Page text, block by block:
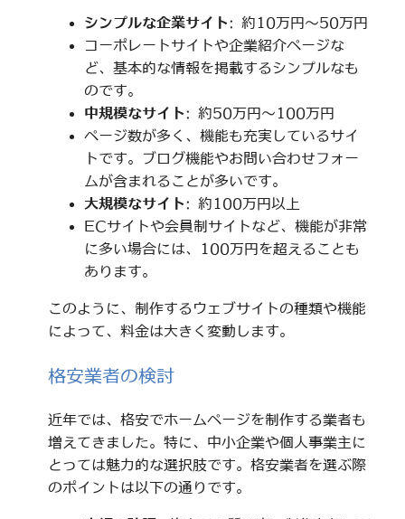
シンプルな企業サイト: 約10万円～50万円
コーポレートサイトや企業紹介ページな
ど、基本的な情報を掲載するシンプルなも
のです。
中規模なサイト: 約50万円～100万円
ページ数が多く、機能も充実しているサイ
トです。ブログ機能やお問い合わせフォー
ムが含まれることが多いです。
大規模なサイト: 約100万円以上
ECサイトや会員制サイトなど、機能が非常
に多い場合には、100万円を超えることも
あります。
このように、制作するウェブサイトの種類や機能
によって、料金は大きく変動します。
格安業者の検討
近年では、格安でホームページを制作する業者も
増えてきました。特に、中小企業や個人事業主に
とっては魅力的な選択肢です。格安業者を選ぶ際
のポイントは以下の通りです。